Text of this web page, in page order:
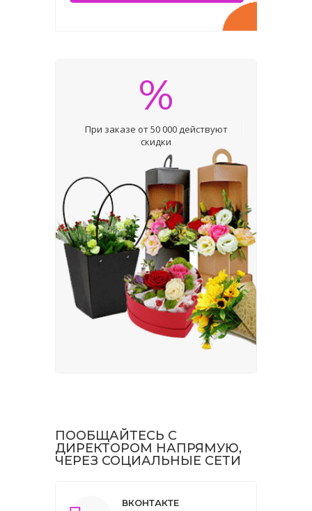
%
При заказе от 50 000 действуют
скидки
ПООБЩАЙТЕСЬ С
ДИРЕКТОРОМ НАПРЯМУЮ,
ЧЕРЕЗ СОЦИАЛЬНЫЕ СЕТИ
ВКОНТАКТЕ